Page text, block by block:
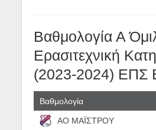
Βαθμολογία Α
Ερασιτεχνική
(2023-2024) ΕΠΣ
Βαθμολογία
ΑΟ ΜΑΪΣΤΡΟΥ